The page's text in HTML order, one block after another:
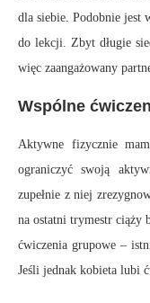
dla siebie. Podobnie jest
do lekcji. Zbyt długie
więc zaangażowany
Wspólne
Aktywne fizycznie
ograniczyć swoją
zupełnie z niej
na ostatni trymestr ciąży
ćwiczenia grupowe –
Jeśli jednak kobieta lubi